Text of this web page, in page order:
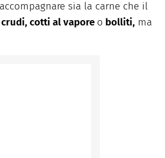
sia la carne che il
crudi, cotti al vapore o bolliti, ma